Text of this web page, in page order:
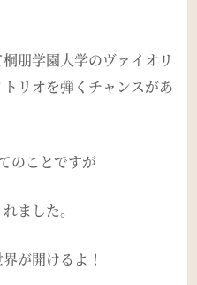
朋学園大学のヴァイオリ
リオを弾くチャンスがあ
のことですが
ました。
が開けるよ！